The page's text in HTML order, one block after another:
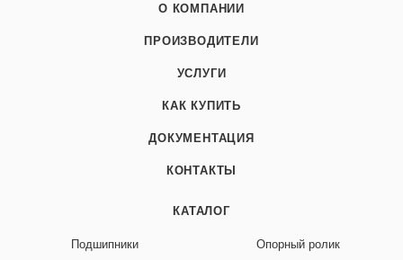
О КОМПАНИИ
ПРОИЗВОДИТЕЛИ
УСЛУГИ
КАК КУПИТЬ
ДОКУМЕНТАЦИЯ
КОНТАКТЫ
КАТАЛОГ
Подшипники
Опорный ролик